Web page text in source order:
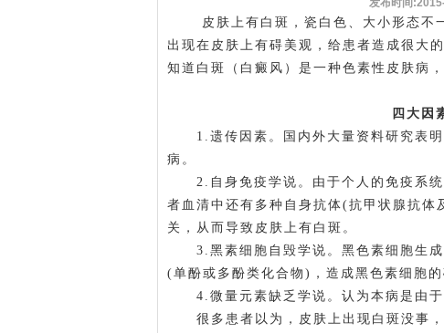
发布时间
皮肤上有白斑，瓷白色、大小形态不一
出现在皮肤上有碍美观，给患者造成很大
知道白斑（白癜风）是一种色素性皮肤病
四大因
1.遗传因素。国内外大量资料研究表明
病。
2.自身免疫学说。由于个人的免疫系统
者血清中还有多种自身抗体(抗甲状腺抗体
关，从而导致皮肤上有白斑。
3.黑素细胞自毁学说。黑色素细胞生成
(单酚或多酚类化合物)，造成黑色素细胞的
4.微量元素缺乏学说。认为本病是由于
很多患者以为，皮肤上出现白斑没事，